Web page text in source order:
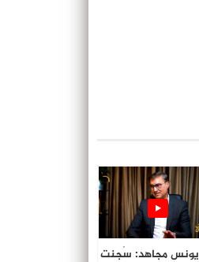
يونس مجاهد: سُجنت